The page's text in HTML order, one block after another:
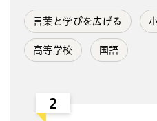
言葉と学びを広げる
高等学校 国語
2